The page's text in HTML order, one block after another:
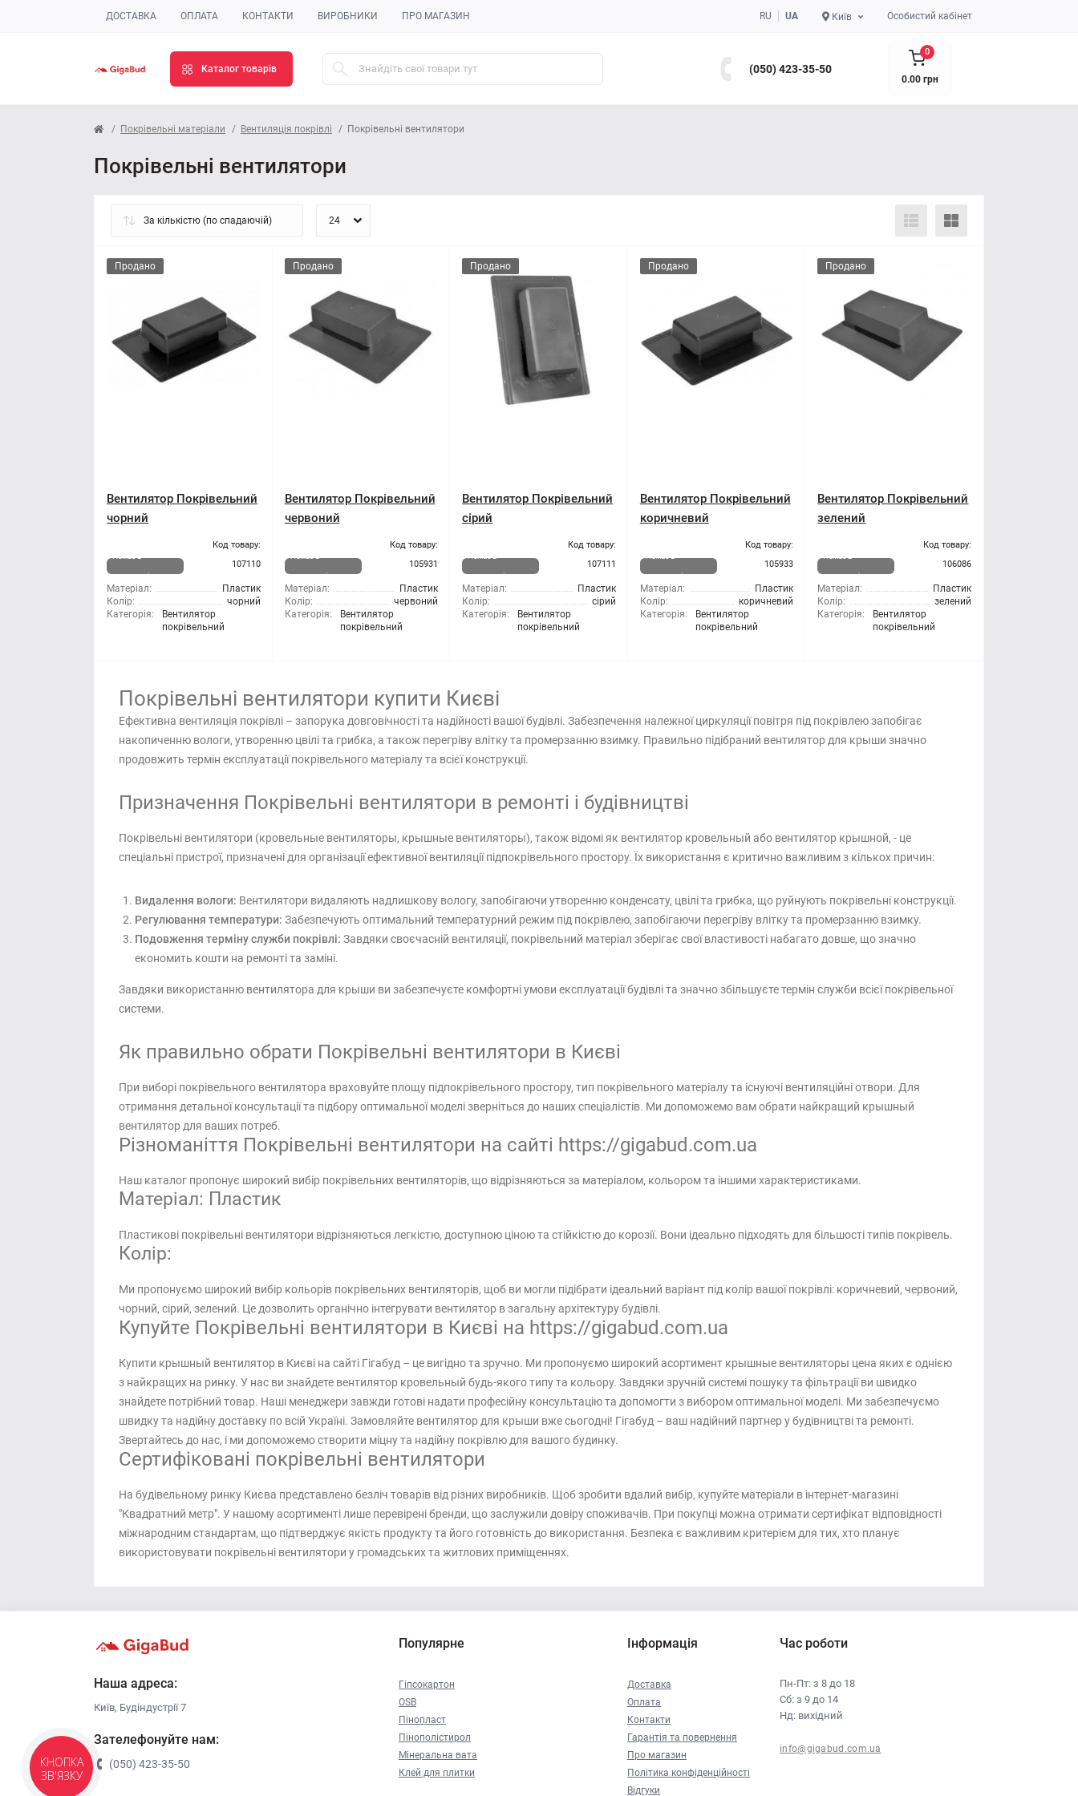
ДОСТАВКА ОПЛАТА КОНТАКТИ ВИРОБНИКИ ПРО МАГАЗИН RU UA Київ Особистий кабінет
Каталог товарів (050) 423-35-50
0
0.00 грн
Покрівельні матеріали Вентиляція покрівлі Покрівельні вентилятори
Покрівельні вентилятори
Продано
Вентилятор Покрівельний
чорний
Немає в
наявності
Код товару:
107110
Матеріал:
Пластик
Колір:
чорний
Категорія:
Вентилятор
покрівельний
Продано
Вентилятор Покрівельний
червоний
Немає в
наявності
Код товару:
105931
Матеріал:
Пластик
Колір:
червоний
Категорія:
Вентилятор
покрівельний
Продано
Вентилятор Покрівельний
сірий
Немає в
наявності
Код товару:
107111
Матеріал:
Пластик
Колір:
сірий
Категорія:
Вентилятор
покрівельний
Продано
Вентилятор Покрівельний
коричневий
Немає в
наявності
Код товару:
105933
Матеріал:
Пластик
Колір:
коричневий
Категорія:
Вентилятор
покрівельний
Продано
Вентилятор Покрівельний
зелений
Немає в
наявності
Код товару:
106086
Матеріал:
Пластик
Колір:
зелений
Категорія:
Вентилятор
покрівельний
Покрівельні вентилятори купити Києві
Ефективна вентиляція покрівлі – запорука довговічності та надійності вашої будівлі. Забезпечення належної циркуляції повітря під покрівлею запобігає
накопиченню вологи, утворенню цвілі та грибка, а також перегріву влітку та промерзанню взимку. Правильно підібраний вентилятор для крыши значно
продовжить термін експлуатації покрівельного матеріалу та всієї конструкції.
Призначення Покрівельні вентилятори в ремонті і будівництві
Покрівельні вентилятори (кровельные вентиляторы, крышные вентиляторы), також відомі як вентилятор кровельный або вентилятор крышной, - це
спеціальні пристрої, призначені для організації ефективної вентиляції підпокрівельного простору. Їх використання є критично важливим з кількох причин:
Видалення вологи: Вентилятори видаляють надлишкову вологу, запобігаючи утворенню конденсату, цвілі та грибка, що руйнують покрівельні конструкції.
Регулювання температури: Забезпечують оптимальний температурний режим під покрівлею, запобігаючи перегріву влітку та промерзанню взимку.
Подовження терміну служби покрівлі: Завдяки своєчасній вентиляції, покрівельний матеріал зберігає свої властивості набагато довше, що значно
економить кошти на ремонті та заміні.
Завдяки використанню вентилятора для крыши ви забезпечуєте комфортні умови експлуатації будівлі та значно збільшуєте термін служби всієї покрівельної
системи.
Як правильно обрати Покрівельні вентилятори в Києві
При виборі покрівельного вентилятора враховуйте площу підпокрівельного простору, тип покрівельного матеріалу та існуючі вентиляційні отвори. Для
отримання детальної консультації та підбору оптимальної моделі зверніться до наших спеціалістів. Ми допоможемо вам обрати найкращий крышный
вентилятор для ваших потреб.
Різноманіття Покрівельні вентилятори на сайті https://gigabud.com.ua
Наш каталог пропонує широкий вибір покрівельних вентиляторів, що відрізняються за матеріалом, кольором та іншими характеристиками.
Матеріал: Пластик
Пластикові покрівельні вентилятори відрізняються легкістю, доступною ціною та стійкістю до корозії. Вони ідеально підходять для більшості типів покрівель.
Колір:
Ми пропонуємо широкий вибір кольорів покрівельних вентиляторів, щоб ви могли підібрати ідеальний варіант під колір вашої покрівлі: коричневий, червоний,
чорний, сірий, зелений. Це дозволить органічно інтегрувати вентилятор в загальну архітектуру будівлі.
Купуйте Покрівельні вентилятори в Києві на https://gigabud.com.ua
Купити крышный вентилятор в Києві на сайті Гігабуд – це вигідно та зручно. Ми пропонуємо широкий асортимент крышные вентиляторы цена яких є однією
з найкращих на ринку. У нас ви знайдете вентилятор кровельный будь-якого типу та кольору. Завдяки зручній системі пошуку та фільтрації ви швидко
знайдете потрібний товар. Наші менеджери завжди готові надати професійну консультацію та допомогти з вибором оптимальної моделі. Ми забезпечуємо
швидку та надійну доставку по всій Україні. Замовляйте вентилятор для крыши вже сьогодні! Гігабуд – ваш надійний партнер у будівництві та ремонті.
Звертайтесь до нас, і ми допоможемо створити міцну та надійну покрівлю для вашого будинку.
Сертифіковані покрівельні вентилятори
На будівельному ринку Києва представлено безліч товарів від різних виробників. Щоб зробити вдалий вибір, купуйте матеріали в інтернет-магазині
"Квадратний метр". У нашому асортименті лише перевірені бренди, що заслужили довіру споживачів. При покупці можна отримати сертифікат відповідності
міжнародним стандартам, що підтверджує якість продукту та його готовність до використання. Безпека є важливим критерієм для тих, хто планує
використовувати покрівельні вентилятори у громадських та житлових приміщеннях.
Наша адреса:
Київ, Будіндустрії 7
Зателефонуйте нам:
(050) 423-35-50
Популярне
Гіпсокартон
OSB
Пінопласт
Пінополістирол
Мінеральна вата
Клей для плитки
Інформація
Доставка
Оплата
Контакти
Гарантія та повернення
Про магазин
Політика конфіденційності
Відгуки
Час роботи
Пн-Пт: з 8 до 18
Сб: з 9 до 14
Нд: вихідний
info@gigabud.com.ua
КНОПКА
ЗВ'ЯЗКУ